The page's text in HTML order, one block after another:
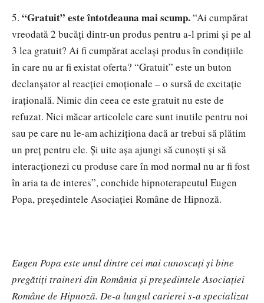
5. “Gratuit” este întotdeauna mai scump.“Ai cumpărat
vreodată 2 bucăți dintr-un produs pentru a-l primi și pe al
3 lea gratuit? Ai fi cumpărat același produs în condițiile
în care nu ar fi existat oferta? “Gratuit” este un buton
declanșator al reacției emoționale – o sursă de excitație
irațională. Nimic din ceea ce este gratuit nu este de
refuzat. Nici măcar articolele care sunt inutile pentru noi
sau pe care nu le-am achiziționa dacă ar trebui să plătim
un preț pentru ele. Și uite așa ajungi să cunoști și să
interacționezi cu produse care în mod normal nu ar fi fost
în aria ta de interes”, conchide hipnoterapeutul Eugen
Popa, președintele Asociației Române de Hipnoză.
Eugen Popa este unul dintre cei mai cunoscuţi şi bine
pregătiţi traineri din România şi preşedintele Asociaţiei
Române de Hipnoză. De-a lungul carierei s-a specializat